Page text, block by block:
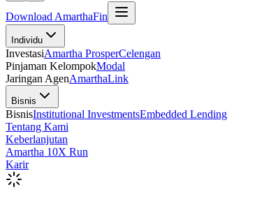
Download AmarthaFin
Individu
InvestasiAmartha ProsperCelengan
Pinjaman KelompokModal
Jaringan AgenAmarthaLink
Bisnis
BisnisInstitutional InvestmentsEmbedded Lending
Tentang Kami
Keberlanjutan
Amartha 10X Run
Karir